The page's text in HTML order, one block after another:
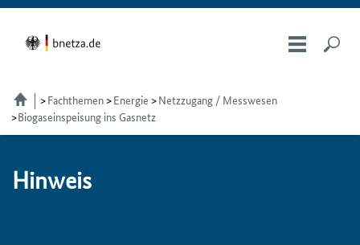
Fachthemen Energie
Netzzugang / Messwesen
Biogaseinspeisung ins Gasnetz
Hin­weis